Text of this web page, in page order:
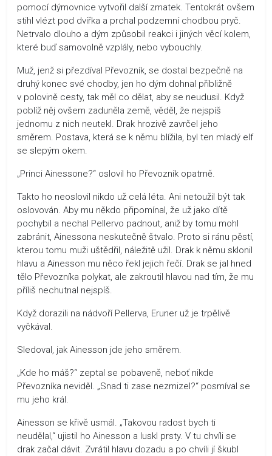
pomocí dýmovnice vytvořil další zmatek. Tentokrát ovšem
stihl vlézt pod dvířka a prchal podzemní chodbou pryč.
Netrvalo dlouho a dým způsobil reakci i jiných věcí kolem,
které buď samovolně vzplály, nebo vybouchly.
Muž, jenž si přezdíval Převozník, se dostal bezpečně na
druhý konec své chodby, jen ho dým dohnal přibližně
v polovině cesty, tak měl co dělat, aby se neudusil. Když
poblíž něj ovšem zaduněla země, věděl, že nejspíš
jednomu z nich neutekl. Drak hrozivě zavrčel jeho
směrem. Postava, která se k němu blížila, byl ten mladý elf
se slepým okem.
„Princi Ainessone?“ oslovil ho Převozník opatrně.
Takto ho neoslovil nikdo už celá léta. Ani netoužil být tak
oslovován. Aby mu někdo připomínal, že už jako dítě
pochybil a nechal Pellervo padnout, aniž by tomu mohl
zabránit, Ainessona neskutečně štvalo. Proto si ránu pěstí,
kterou tomu muži uštědřil, náležitě užil. Drak k němu sklonil
hlavu a Ainesson mu něco řekl jejich řečí. Drak se jal hned
tělo Převozníka polykat, ale zakroutil hlavou nad tím, že mu
příliš nechutnal nejspíš.
Když dorazili na nádvoří Pellerva, Eruner už je trpělivě
vyčkával.
Sledoval, jak Ainesson jde jeho směrem.
„Kde ho máš?“ zeptal se pobaveně, neboť nikde
Převozníka neviděl. „Snad ti zase nezmizel?“ posmíval se
mu jeho král.
Ainesson se křivě usmál. „Takovou radost bych ti
neudělal,“ ujistil ho Ainesson a luskl prsty. V tu chvíli se
drak začal dávit. Zvrátil hlavu dozadu a po chvíli jí škubl